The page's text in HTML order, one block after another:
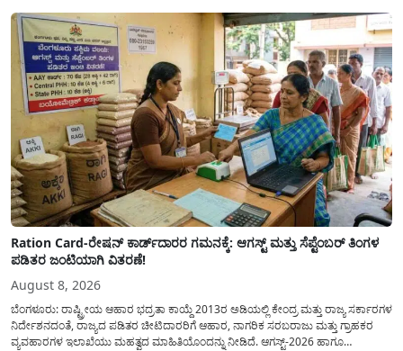
Ration Card-ರೇಷನ್ ಕಾರ್ಡ್‍ದಾರರ ಗಮನಕ್ಕೆ: ಆಗಸ್ಟ್ ಮತ್ತು ಸೆಪ್ಟೆಂಬರ್ ತಿಂಗಳ
ಪಡಿತರ ಜಂಟಿಯಾಗಿ ವಿತರಣೆ!
August 8, 2026
ಬೆಂಗಳೂರು: ರಾಷ್ಟ್ರೀಯ ಆಹಾರ ಭದ್ರತಾ ಕಾಯ್ದೆ 2013ರ ಅಡಿಯಲ್ಲಿ ಕೇಂದ್ರ ಮತ್ತು ರಾಜ್ಯ ಸರ್ಕಾರಗಳ
ನಿರ್ದೇಶನದಂತೆ, ರಾಜ್ಯದ ಪಡಿತರ ಚೀಟಿದಾರರಿಗೆ ಆಹಾರ, ನಾಗರಿಕ ಸರಬರಾಜು ಮತ್ತು ಗ್ರಾಹಕರ
ವ್ಯವಹಾರಗಳ ಇಲಾಖೆಯು ಮಹತ್ವದ ಮಾಹಿತಿಯೊಂದನ್ನು ನೀಡಿದೆ. ಆಗಸ್ಟ್-2026 ಹಾಗೂ